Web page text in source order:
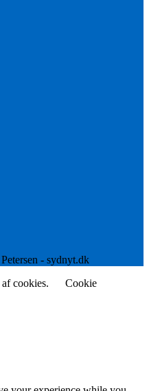
- sydnyt.dk
cookies.
Cookie